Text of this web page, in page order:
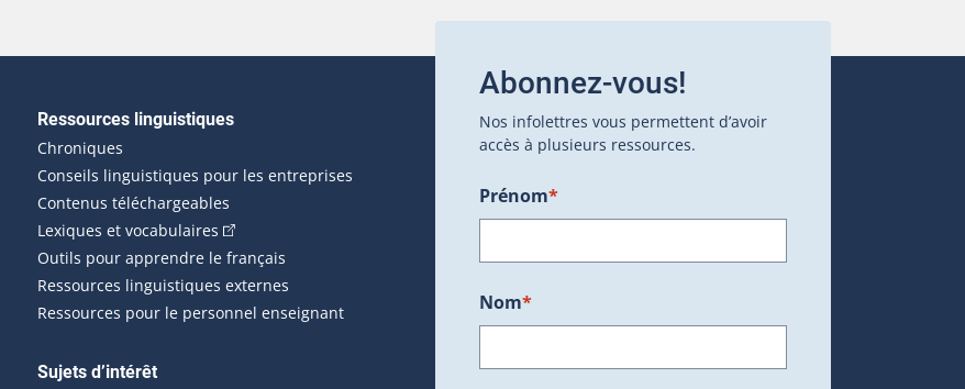
externe s'ouvrira dans une nouvelle fenêtre.)
Ressources linguistiques
Chroniques
Conseils linguistiques pour les entreprises
Contenus téléchargeables
Lexiques et vocabulaires (Cet hyperlien externe s'ouvrira dans une nouvelle fenêtre.)
Outils pour apprendre le français
Ressources linguistiques externes
Ressources pour le personnel enseignant
Sujets d’intérêt
Abonnez-vous!
Nos infolettres vous permettent d’avoir
accès à plusieurs ressources.
Prénom*
Nom*